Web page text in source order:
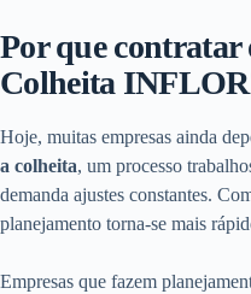
Por que contratar
Colheita
Hoje, muitas empresas ainda
a colheita, um processo
demanda ajustes constantes.
planejamento torna-se mais
Empresas que fazem